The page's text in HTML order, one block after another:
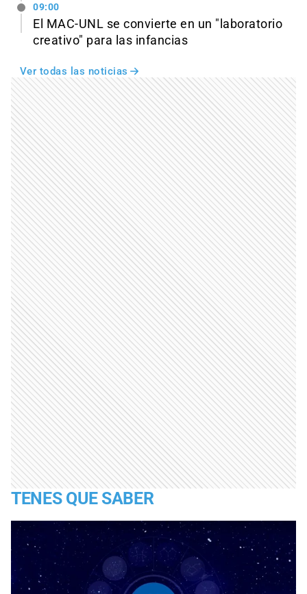
09:00
El MAC-UNL se convierte en un "laboratorio
creativo" para las infancias
Ver todas las noticias
TENES QUE SABER